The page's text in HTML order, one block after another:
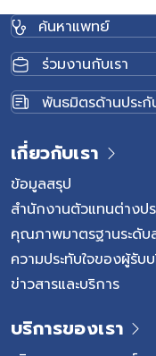
บลักษณะอุจจาระและอ
ยหลายวัน แต่เมื่อถ่ายแ
ม่มีอาการเจ็บ อาจยังไ
ครั้งต่อสัปดาห์ ร่วมกับ
รือมีพฤติกรรมกลั้นอุจจ
รกที่กินนมแม่ บางรายอ
จจาระยังนิ่ม กินนมได้ดี
ไม่ถ่ายหลายวัน ร้องกว
รึกษาแพทย์ สาเหตุของ
ลั้นอุจจาระ […]
ค้นหาแพทย์
ร่วมงานกับเรา
พันธมิตรด้านประ
เกี่ยวกับเรา
ข้อมูลสรุป
สำนักงานตัวแทนต่างปร
คุณภาพมาตรฐานระดับ
ความประทับใจของผู้รับ
ข่าวสารและบริการ
บริการของเรา